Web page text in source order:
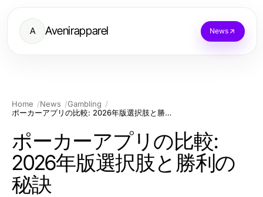
A Avenirapparel News
Home News
Gambling
ポーカーアプリの比較: 2026年版選択肢と勝利の秘訣
ポーカーアプリの比較:
2026年版選択肢と勝利の
秘訣